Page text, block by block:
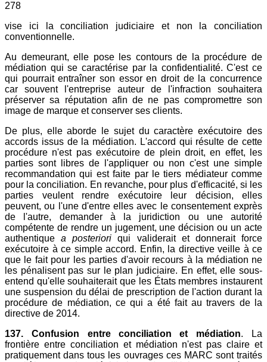
278
vise ici la conciliation judiciaire et non la conciliation
conventionnelle.
Au demeurant, elle pose les contours de la procédure de
médiation qui se caractérise par la confidentialité. C'est ce
qui pourrait entraîner son essor en droit de la concurrence
car souvent l'entreprise auteur de l'infraction souhaitera
préserver sa réputation afin de ne pas compromettre son
image de marque et conserver ses clients.
De plus, elle aborde le sujet du caractère exécutoire des
accords issus de la médiation. L'accord qui résulte de cette
procédure n'est pas exécutoire de plein droit, en effet, les
parties sont libres de l'appliquer ou non c'est une simple
recommandation qui est faite par le tiers médiateur comme
pour la conciliation. En revanche, pour plus d'efficacité, si les
parties veulent rendre exécutoire leur décision, elles
peuvent, ou l'une d'entre elles avec le consentement exprès
de l'autre, demander à la juridiction ou une autorité
compétente de rendre un jugement, une décision ou un acte
authentiquea posterioriqui validerait et donnerait force
exécutoire à ce simple accord. Enfin, la directive veille à ce
que le fait pour les parties d'avoir recours à la médiation ne
les pénalisent pas sur le plan judiciaire. En effet, elle sous-
entend qu'elle souhaiterait que les États membres instaurent
une suspension du délai de prescription de l'action durant la
procédure de médiation, ce qui a été fait au travers de la
directive de 2014.
137. Confusion entre conciliation et médiation. La
frontière entre conciliation et médiation n'est pas claire et
pratiquement dans tous les ouvrages ces MARC sont traités